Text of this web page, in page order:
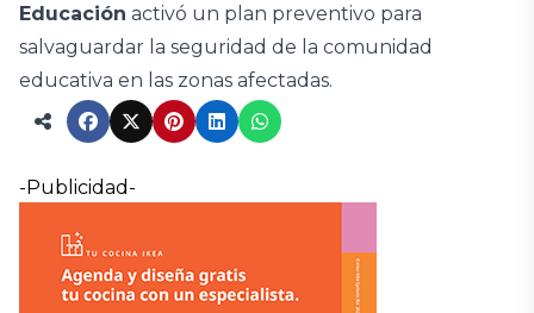
Educación activó un plan preventivo para
salvaguardar la seguridad de la comunidad
educativa en las zonas afectadas.
-Publicidad-